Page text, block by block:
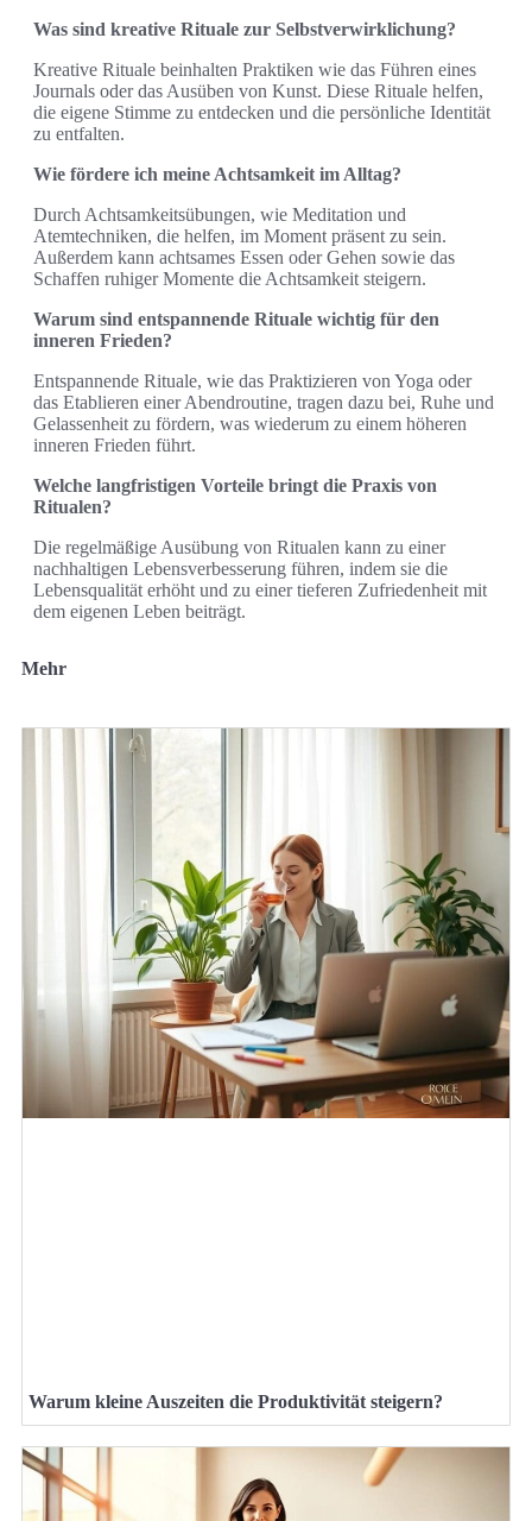
Was sind kreative Rituale zur Selbstverwirklichung?
Kreative Rituale beinhalten Praktiken wie das Führen eines
Journals oder das Ausüben von Kunst. Diese Rituale helfen,
die eigene Stimme zu entdecken und die persönliche Identität
zu entfalten.
Wie fördere ich meine Achtsamkeit im Alltag?
Durch Achtsamkeitsübungen, wie Meditation und
Atemtechniken, die helfen, im Moment präsent zu sein.
Außerdem kann achtsames Essen oder Gehen sowie das
Schaffen ruhiger Momente die Achtsamkeit steigern.
Warum sind entspannende Rituale wichtig für den
inneren Frieden?
Entspannende Rituale, wie das Praktizieren von Yoga oder
das Etablieren einer Abendroutine, tragen dazu bei, Ruhe und
Gelassenheit zu fördern, was wiederum zu einem höheren
inneren Frieden führt.
Welche langfristigen Vorteile bringt die Praxis von
Ritualen?
Die regelmäßige Ausübung von Ritualen kann zu einer
nachhaltigen Lebensverbesserung führen, indem sie die
Lebensqualität erhöht und zu einer tieferen Zufriedenheit mit
dem eigenen Leben beiträgt.
Mehr
Warum kleine Auszeiten die Produktivität steigern?